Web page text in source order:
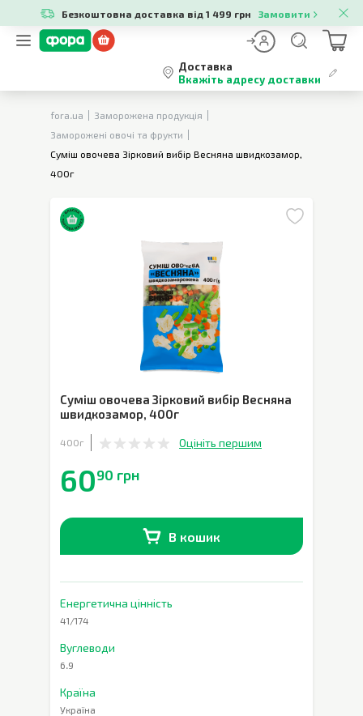
Безкоштовна доставка від 1 499 грн Замовити
Доставка
Вкажіть адресу доставки
fora.ua
Заморожена продукція
Заморожені овочі та фрукти
Суміш овочева Зірковий вибір Весняна швидкозамор,
400г
Суміш овочева Зірковий вибір Весняна
швидкозамор, 400г
400г Оцініть першим
6090 грн
В кошик
Енергетична цінність
41/174
Вуглеводи
6.9
Країна
Україна